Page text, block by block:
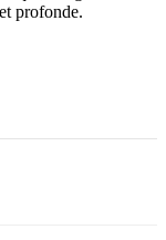
profonde.